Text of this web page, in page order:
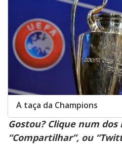
A taça da Champions
Gostou? Clique num
“Compartilhar”, ou